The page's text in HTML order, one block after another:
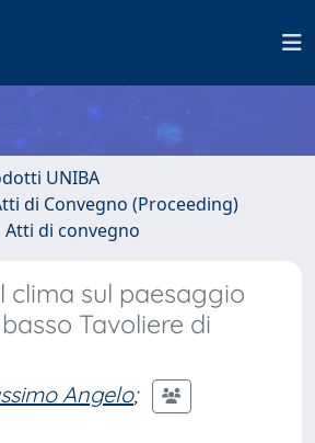
UNIBA
di Convegno (Proceeding)
di convegno
clima sul paesaggio
Tavoliere di
Angelo;